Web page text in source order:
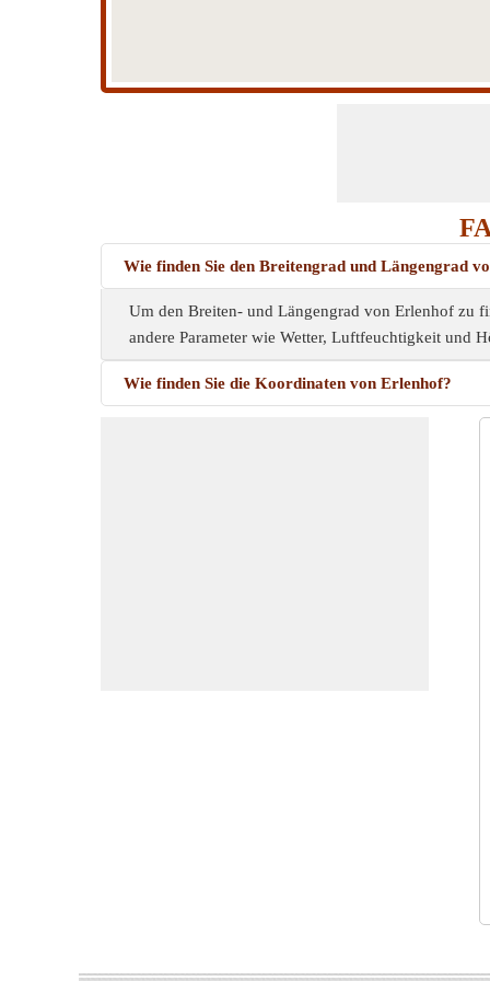
Wie finden Sie den Breitengrad und Längengrad
Um den Breiten- und Längengrad von Erlenhof zu
andere Parameter wie Wetter, Luftfeuchtigkeit und
Wie finden Sie die Koordinaten von Erlenhof?